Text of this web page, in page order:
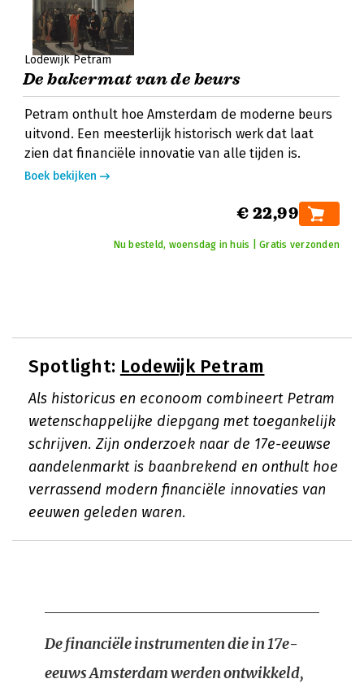
Lodewijk Petram
De bakermat van de beurs
Petram onthult hoe Amsterdam de moderne beurs
uitvond. Een meesterlijk historisch werk dat laat
zien dat financiële innovatie van alle tijden is.
Boek bekijken
€ 22,99
Nu besteld, woensdag in huis | Gratis verzonden
Spotlight: Lodewijk Petram
Als historicus en econoom combineert Petram
wetenschappelijke diepgang met toegankelijk
schrijven. Zijn onderzoek naar de 17e-eeuwse
aandelenmarkt is baanbrekend en onthult hoe
verrassend modern financiële innovaties van
eeuwen geleden waren.
De financiële instrumenten die in 17e-
eeuws Amsterdam werden ontwikkeld,